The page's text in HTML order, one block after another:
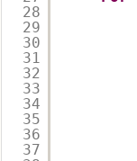
28
29
30
31
32
33
34
35
36
37